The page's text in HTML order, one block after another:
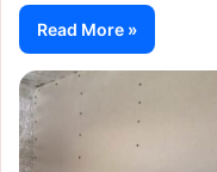
Read More »